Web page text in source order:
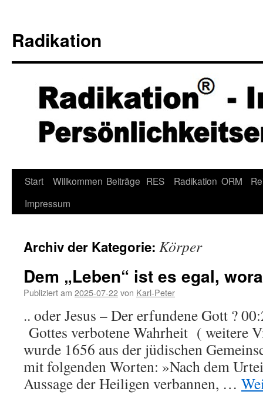
Radikation
Zum
Inhalt
Start Willkommen Beiträge RES Radikation ORM
Impressum
Archiv der Kategorie: Körper
Dem „Leben“ ist es egal,
Publiziert am 2025-07-22von Karl-Peter
.. oder Jesus – Der erfundene Gott ?
Gottes verbotene Wahrheit ( weitere
wurde 1656 aus der jüdischen
mit folgenden Worten: »Nach dem
Aussage der Heiligen verbannen, …